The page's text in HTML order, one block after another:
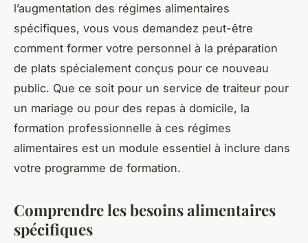
l’augmentation des régimes alimentaires
spécifiques, vous vous demandez peut-être
comment former votre personnel à la préparation
de plats spécialement conçus pour ce nouveau
public. Que ce soit pour un service de traiteur pour
un mariage ou pour des repas à domicile, la
formation professionnelle à ces régimes
alimentaires est un module essentiel à inclure dans
votre programme de formation.
Comprendre les besoins alimentaires
spécifiques